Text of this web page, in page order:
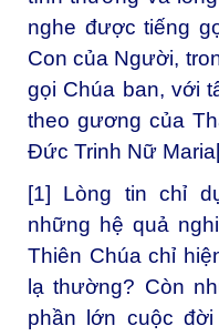
nghe được tiếng
Con của Người,
gọi Chúa ban, với
theo gương của
Đức Trinh Nữ Maria
[1] Lòng tin chỉ
những hệ quả
Thiên Chúa chỉ
lạ thường? Còn
phần lớn cuộc